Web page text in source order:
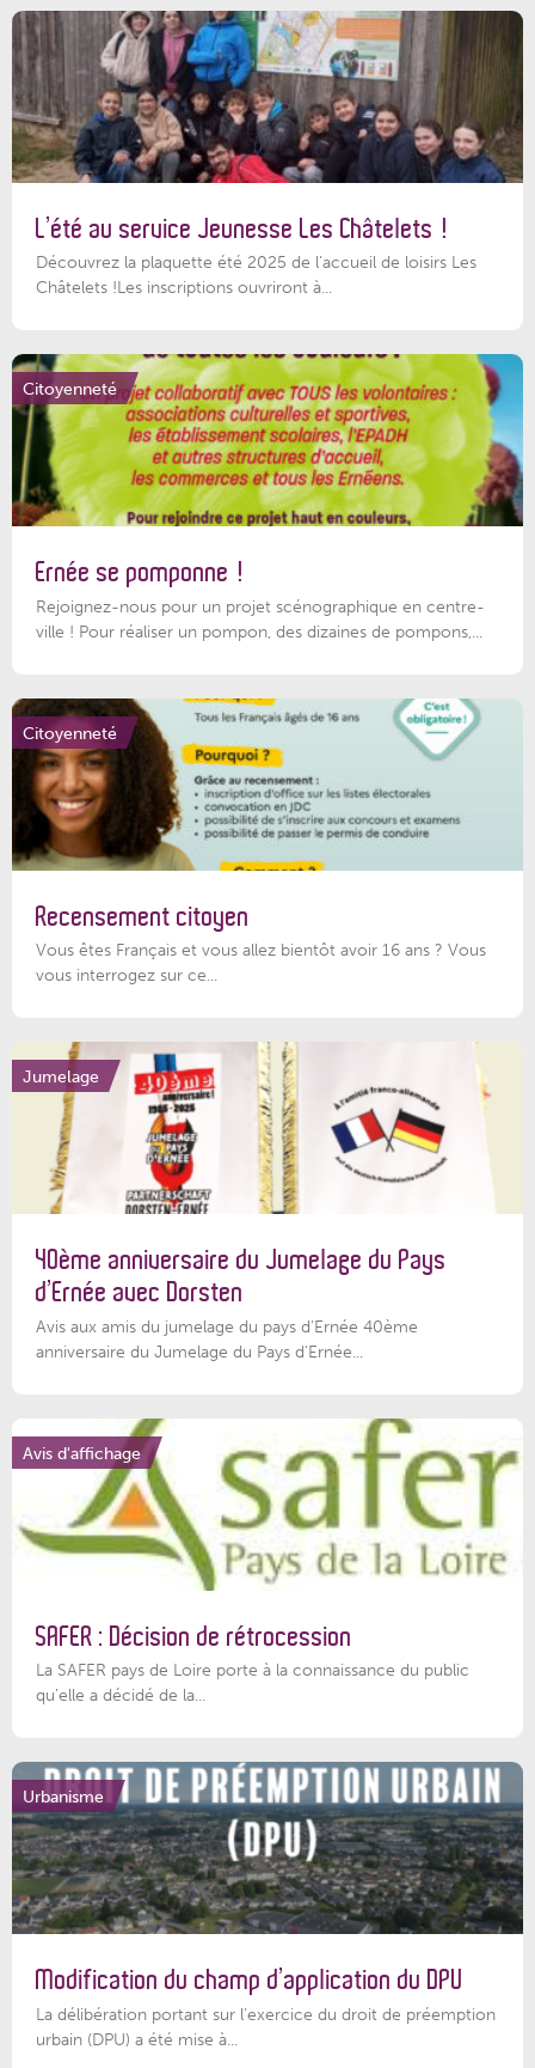
L’été au service Jeunesse Les Châtelets !
Découvrez la plaquette été 2025 de l’accueil de loisirs Les
Châtelets !Les inscriptions ouvriront à...
Citoyenneté
Ernée se pomponne !
Rejoignez-nous pour un projet scénographique en centre-
ville ! Pour réaliser un pompon, des dizaines de pompons,...
Citoyenneté
Recensement citoyen
Vous êtes Français et vous allez bientôt avoir 16 ans ? Vous
vous interrogez sur ce...
Jumelage
40ème anniversaire du Jumelage du Pays
d’Ernée avec Dorsten
Avis aux amis du jumelage du pays d'Ernée 40ème
anniversaire du Jumelage du Pays d'Ernée...
Avis d'affichage
SAFER : Décision de rétrocession
La SAFER pays de Loire porte à la connaissance du public
qu’elle a décidé de la...
Urbanisme
Modification du champ d’application du DPU
La délibération portant sur l’exercice du droit de préemption
urbain (DPU) a été mise à...